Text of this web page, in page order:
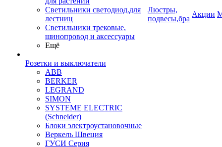
Светильники светодиод.для
лестниц
Светильники трековые,
шинопровод и аксессуары
Ещё
Розетки и выключатели
ABB
BERKER
LEGRAND
SIMON
SYSTEME ELECTRIC
(Schneider)
Блоки электроустановочные
Веркель Швеция
ГУСИ Серия
Люстры,
подвесы,бра
Акции